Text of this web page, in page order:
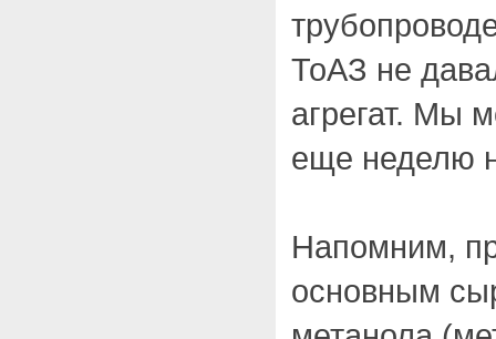
ТоАЗ не
агрегат. Мы
еще неделю
Напомним,
основным